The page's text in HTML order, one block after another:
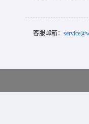
客服邮箱：